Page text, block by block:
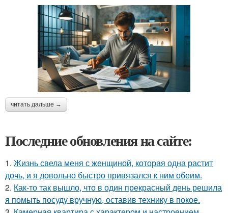
читать дальше →
Последние обновления на сайте:
1. Жизнь свела меня с женщиной, которая одна растит
дочь, и я довольно быстро привязался к ним обеим.
2. Как-то так вышло, что в один прекрасный день решила
я помыть посуду вручную, оставив технику в покое.